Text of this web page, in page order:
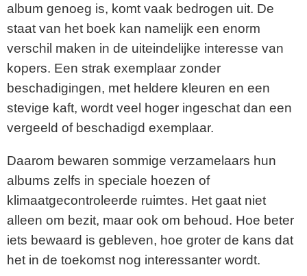
album genoeg is, komt vaak bedrogen uit. De
staat van het boek kan namelijk een enorm
verschil maken in de uiteindelijke interesse van
kopers. Een strak exemplaar zonder
beschadigingen, met heldere kleuren en een
stevige kaft, wordt veel hoger ingeschat dan een
vergeeld of beschadigd exemplaar.
Daarom bewaren sommige verzamelaars hun
albums zelfs in speciale hoezen of
klimaatgecontroleerde ruimtes. Het gaat niet
alleen om bezit, maar ook om behoud. Hoe beter
iets bewaard is gebleven, hoe groter de kans dat
het in de toekomst nog interessanter wordt.